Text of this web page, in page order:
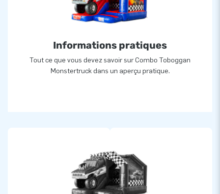
Informations pratiques
Tout ce que vous devez savoir sur Combo Toboggan
Monstertruck dans un aperçu pratique.